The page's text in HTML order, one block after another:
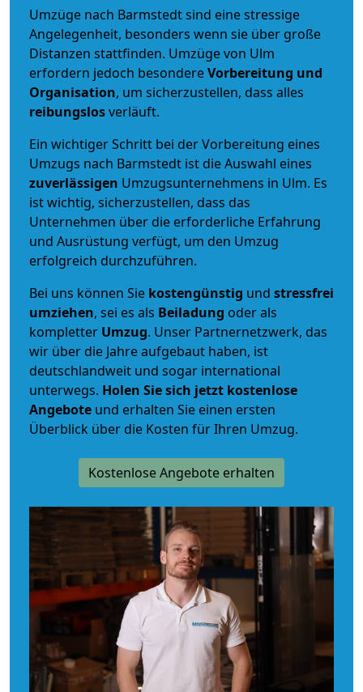
Umzüge nach Barmstedt sind eine stressige
Angelegenheit, besonders wenn sie über große
Distanzen stattfinden. Umzüge von Ulm
erfordern jedoch besondereVorbereitung und
Organisation, um sicherzustellen, dass alles
reibungslosverläuft.
Ein wichtiger Schritt bei der Vorbereitung eines
Umzugs nach Barmstedt ist die Auswahl eines
zuverlässigen Umzugsunternehmens in Ulm. Es
ist wichtig, sicherzustellen, dass das
Unternehmen über die erforderliche Erfahrung
und Ausrüstung verfügt, um den Umzug
erfolgreich durchzuführen.
Bei uns können Sie kostengünstig und stressfrei
umziehen, sei es als Beiladung oder als
kompletter Umzug. Unser Partnernetzwerk, das
wir über die Jahre aufgebaut haben, ist
deutschlandweit und sogar international
unterwegs. Holen Sie sich jetzt kostenlose
Angebote und erhalten Sie einen ersten
Überblick über die Kosten für Ihren Umzug.
Kostenlose Angebote erhalten